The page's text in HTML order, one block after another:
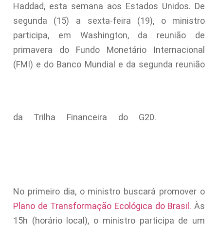
Haddad, esta semana aos Estados Unidos. De
segunda (15) a sexta-feira (19), o ministro
participa, em Washington, da reunião de
primavera do Fundo Monetário Internacional
(FMI) e do Banco Mundial e da segunda reunião
da Trilha Financeira do G20.
No primeiro dia, o ministro buscará promover o
Plano de Transformação Ecológica do Brasil . Às
15h (horário local), o ministro participa de um